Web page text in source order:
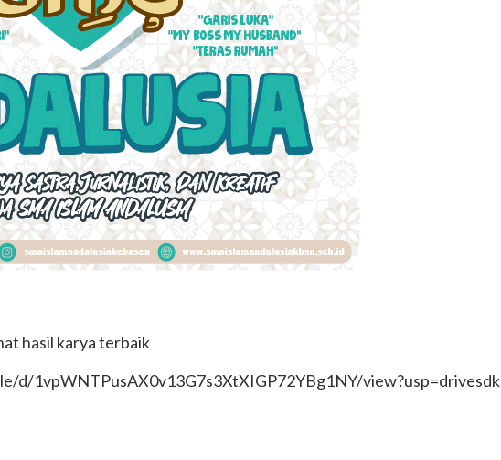
hasil karya terbaik
d/1vpWNTPusAX0v13G7s3XtXIGP72YBg1NY/view?usp=drivesdk